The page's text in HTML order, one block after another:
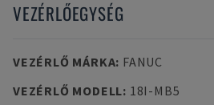
VEZÉRLŐEGYSÉG
VEZÉRLŐ MÁRKA: FANUC
VEZÉRLŐ MODELL: 18I-MB5